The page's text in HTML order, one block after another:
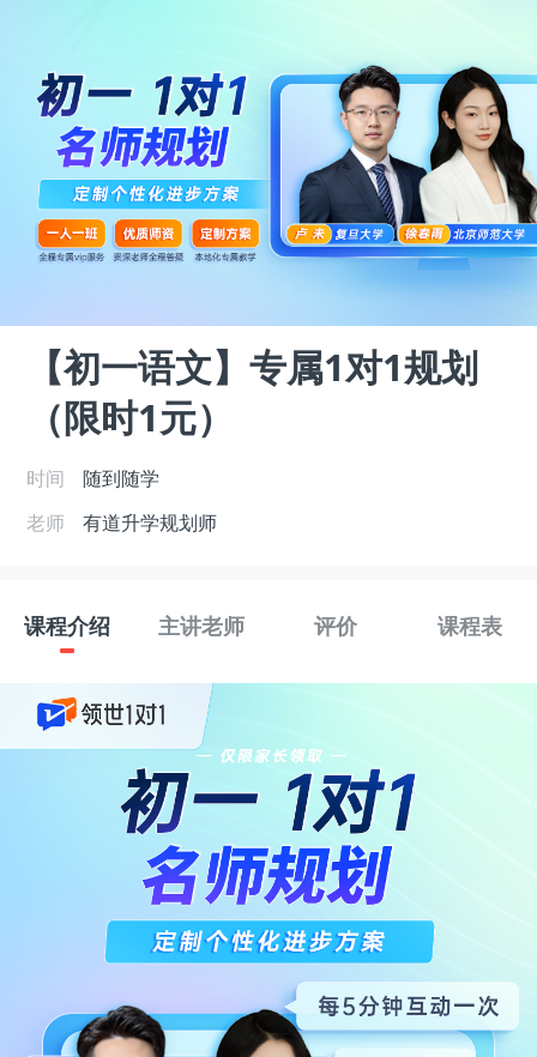
【初一语文】专属1对1规划
（限时1元）
时间
随到随学
老师
有道升学规划师
课程介绍 主讲老师 评价 课程表